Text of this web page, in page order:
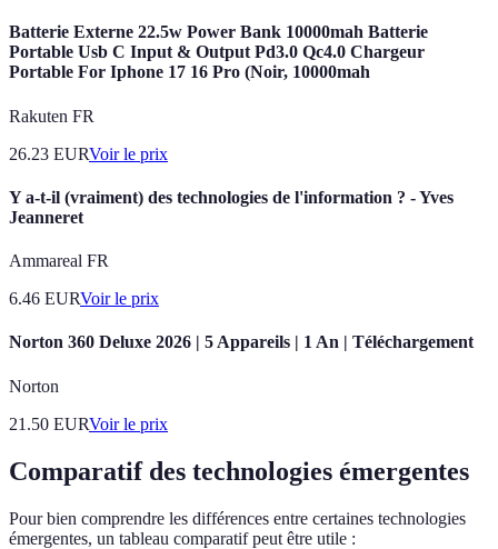
Batterie Externe 22.5w Power Bank 10000mah Batterie
Portable Usb C Input & Output Pd3.0 Qc4.0 Chargeur
Portable For Iphone 17 16 Pro (Noir, 10000mah
Rakuten FR
26.23 EURVoir le prix
Y a-t-il (vraiment) des technologies de l'information ? - Yves
Jeanneret
Ammareal FR
6.46 EURVoir le prix
Norton 360 Deluxe 2026 | 5 Appareils | 1 An | Téléchargement
Norton
21.50 EURVoir le prix
Comparatif des technologies émergentes
Pour bien comprendre les différences entre certaines technologies
émergentes, un tableau comparatif peut être utile :